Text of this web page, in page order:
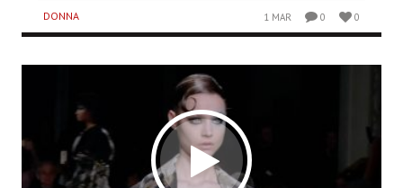
DONNA 1 MAR 0 0